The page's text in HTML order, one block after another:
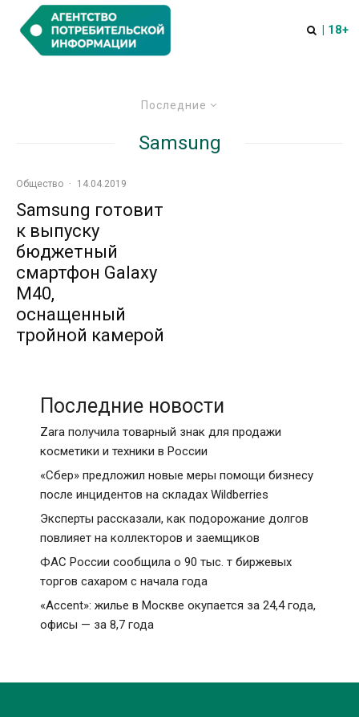
| 18+
Последние
Samsung
Общество · 14.04.2019
Samsung готовит
к выпуску
бюджетный
смартфон Galaxy
M40,
оснащенный
тройной камерой
Последние новости
Zara получила товарный знак для продажи
косметики и техники в России
«Сбер» предложил новые меры помощи бизнесу
после инцидентов на складах Wildberries
Эксперты рассказали, как подорожание долгов
повлияет на коллекторов и заемщиков
ФАС России сообщила о 90 тыс. т биржевых
торгов сахаром с начала года
«Accent»: жилье в Москве окупается за 24,4 года,
офисы — за 8,7 года